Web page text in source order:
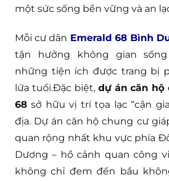
một sức sống bền vững và an
Mỗi cư dân Emerald 68 Bình
tận hưởng không gian
những tiện ích được trang bị
lứa tuổi.Đặc biệt, dự án căn hộ
68 sở hữu vị trí tọa lạc “cận
địa. Dự án căn hộ chung cư
quan rộng nhất khu vực phía
Dương – hồ cảnh quan công
không chỉ đem đến bầu